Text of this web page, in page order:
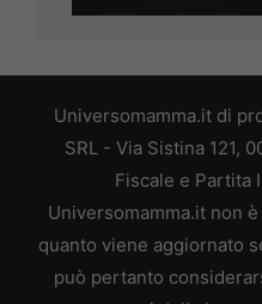
Universomamma.it di
SRL - Via Sistina 121,
Fiscale e Partita
Universomamma.it non
quanto viene aggiornato
può pertanto